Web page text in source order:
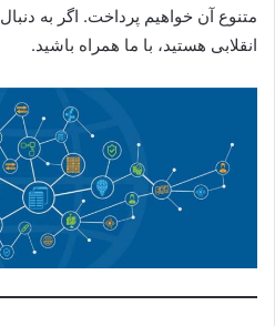
متنوع آن خواهیم پرداخت. اگر به
انقلابی هستید، با ما همراه باشید.